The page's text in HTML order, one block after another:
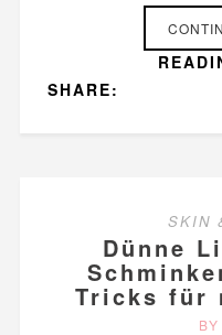
SHARE:
SKIN
Dünne
Tricks für